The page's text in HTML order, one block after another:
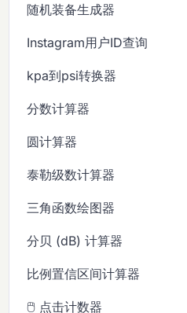
随机装备生成器
Instagram用户ID查询
kpa到psi转换器
分数计算器
圆计算器
泰勒级数计算器
三角函数绘图器
分贝 (dB) 计算器
比例置信区间计算器
🖱️ 点击计数器